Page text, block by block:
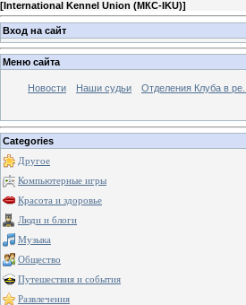
[International Kennel Union (МКС-IKU)]
Вход на сайт
Меню сайта
Новости Наши судьи Отделения Клуба в ре...
Categories
Другое
Компьютерные игры
Красота и здоровье
Люди и блоги
Музыка
Общество
Путешествия и события
Развлечения